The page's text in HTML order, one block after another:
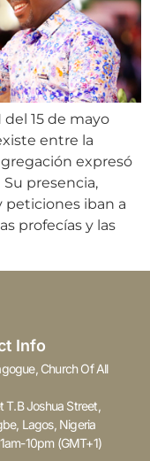
del 15 de mayo
entre la
expresó
Su presencia,
peticiones iban a
profecías y las
Info
Church Of All
T.B Joshua Street,
Lagos, Nigeria
10pm (GMT+1)